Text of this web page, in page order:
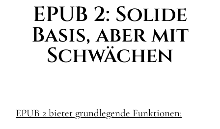
EPUB 2: Solide
Basis, aber mit
Schwächen
EPUB 2 bietet grundlegende Funktionen: